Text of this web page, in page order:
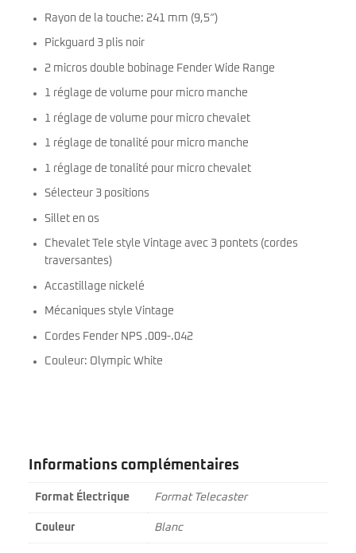
Rayon de la touche: 241 mm (9,5″)
Pickguard 3 plis noir
2 micros double bobinage Fender Wide Range
1 réglage de volume pour micro manche
1 réglage de volume pour micro chevalet
1 réglage de tonalité pour micro manche
1 réglage de tonalité pour micro chevalet
Sélecteur 3 positions
Sillet en os
Chevalet Tele style Vintage avec 3 pontets (cordes
traversantes)
Accastillage nickelé
Mécaniques style Vintage
Cordes Fender NPS .009-.042
Couleur: Olympic White
Informations complémentaires
Format Électrique Format Telecaster
Couleur Blanc